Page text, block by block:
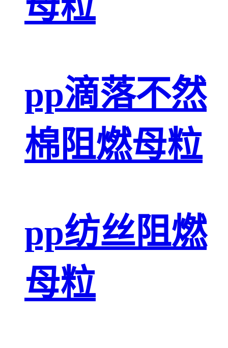
pp滴落不然
棉阻燃母粒
pp纺丝阻燃
母粒